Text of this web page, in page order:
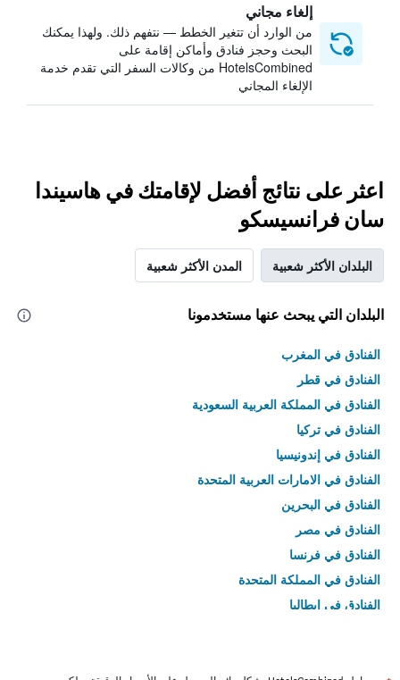
إلغاء مجاني
من الوارد أن تتغير الخطط — نتفهم ذلك. ولهذا يمكنك
البحث وحجز فنادق وأماكن إقامة على
HotelsCombined من وكالات السفر التي تقدم خدمة
الإلغاء المجاني
اعثر على نتائج أفضل لإقامتك في هاسيندا
سان فرانسيسكو
البلدان الأكثر شعبية المدن الأكثر شعبية
البلدان التي يبحث عنها مستخدمونا
الفنادق في المغرب
الفنادق في قطر
الفنادق في المملكة العربية السعودية
الفنادق في تركيا
الفنادق في إندونيسيا
الفنادق في الامارات العربية المتحدة
الفنادق في البحرين
الفنادق في مصر
الفنادق في فرنسا
الفنادق في المملكة المتحدة
الفنادق في إيطاليا